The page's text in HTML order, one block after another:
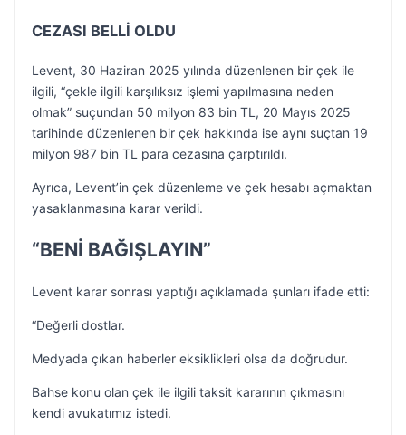
CEZASI BELLİ OLDU
Levent, 30 Haziran 2025 yılında düzenlenen bir çek ile
ilgili, “çekle ilgili karşılıksız işlemi yapılmasına neden
olmak” suçundan 50 milyon 83 bin TL, 20 Mayıs 2025
tarihinde düzenlenen bir çek hakkında ise aynı suçtan 19
milyon 987 bin TL para cezasına çarptırıldı.
Ayrıca, Levent’in çek düzenleme ve çek hesabı açmaktan
yasaklanmasına karar verildi.
“BENİ BAĞIŞLAYIN”
Levent karar sonrası yaptığı açıklamada şunları ifade etti:
“Değerli dostlar.
Medyada çıkan haberler eksiklikleri olsa da doğrudur.
Bahse konu olan çek ile ilgili taksit kararının çıkmasını
kendi avukatımız istedi.